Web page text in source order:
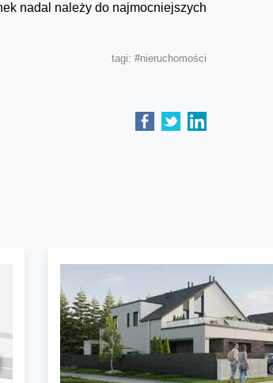
nadal należy do najmocniejszych
tagi: #nieruchomości